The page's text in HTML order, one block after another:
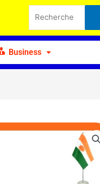
pour :
Business